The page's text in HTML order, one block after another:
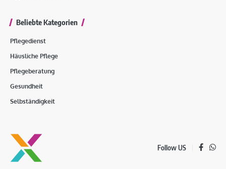
Beliebte Kategorien
Pflegedienst
Häusliche Pflege
Pflegeberatung
Gesundheit
Selbständigkeit
Follow US